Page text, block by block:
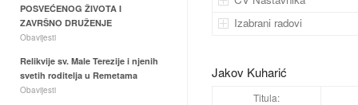
Izabrani radovi
Jakov Kuharić
Titula:
POSVEĆENOG ŽIVOTA I
ZAVRŠNO DRUŽENJE
Obavijesti
Relikvije sv. Male Terezije i njenih
svetih roditelja u Remetama
Obavijesti